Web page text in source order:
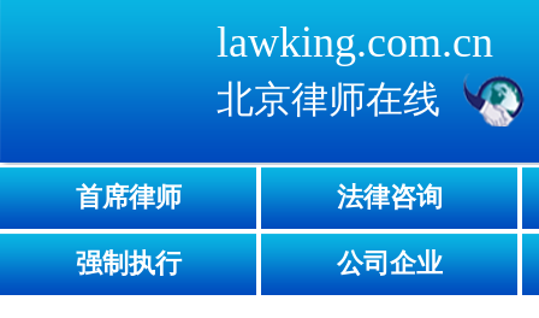
lawking.com.cn
北京律师在线
首席律师 法律咨询
强制执行 公司企业